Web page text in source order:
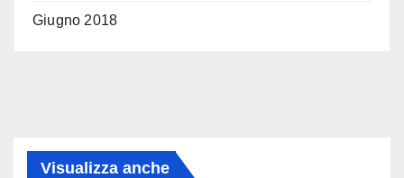
Giugno 2018
Visualizza anche